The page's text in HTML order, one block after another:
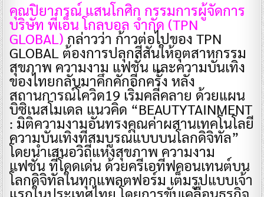
คุณปิยาภรณ์ แสนโกศิก กรรมการผู้จัดการ
บริษัท พีเอ็น โกลบอล จำกัด (TPN
GLOBAL) กล่าวว่า ก้าวต่อไปของ TPN
GLOBAL ต้องการปลุกสีสันให้อุตสาหกรรม
สุขภาพ ความงาม แฟชั่น และความบันเทิง
ของไทยกลับมาคึกคักอีกครั้ง หลัง
สถานการณ์โควิด19 เริ่มคลี่คลาย ด้วยแผน
บิซิเนสโมเดล แนวคิด “BEAUTYTAINMENT
: มิติความงามอันทรงคุณค่าผสานเทคโนโลยี
ความบันเทิงที่สมบูรณ์แบบบนโลกดิจิทัล”
โดยนำเสนอวิถีแห่งสุขภาพ ความงาม
แฟชั่น ที่โดดเด่น ด้วยครีเอทีฟคอนเทนต์บน
โลกดิจิทัลในทุกแพลตฟอร์ม เต็มรูปแบบเจ้า